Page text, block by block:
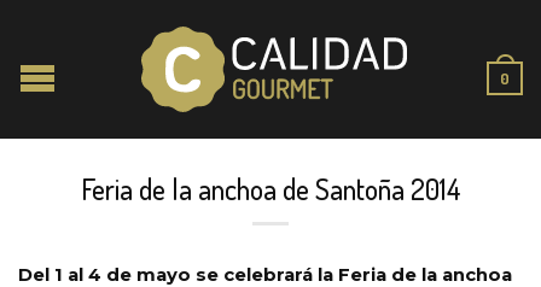
0
Feria de la anchoa de Santoña 2014
Del 1 al 4 de mayo se celebrará la Feria de la anchoa